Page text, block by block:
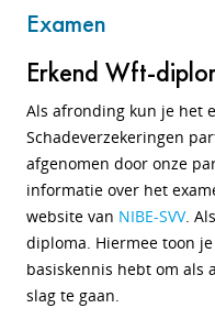
Examen
Erkend Wft-
Als afronding kun je het
Schadeverzekeringen
afgenomen door onze
informatie over het
website van NIBE-SVV.
diploma. Hiermee toon
basiskennis hebt om als
slag te gaan.